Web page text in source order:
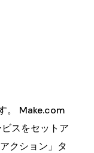
。 Make.com
スをセットア
クション」タ